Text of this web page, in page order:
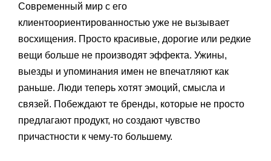
Современный мир с его
клиентоориентированностью уже не вызывает
восхищения. Просто красивые, дорогие или редкие
вещи больше не производят эффекта. Ужины,
выезды и упоминания имен не впечатляют как
раньше. Люди теперь хотят эмоций, смысла и
связей. Побеждают те бренды, которые не просто
предлагают продукт, но создают чувство
причастности к чему-то большему.